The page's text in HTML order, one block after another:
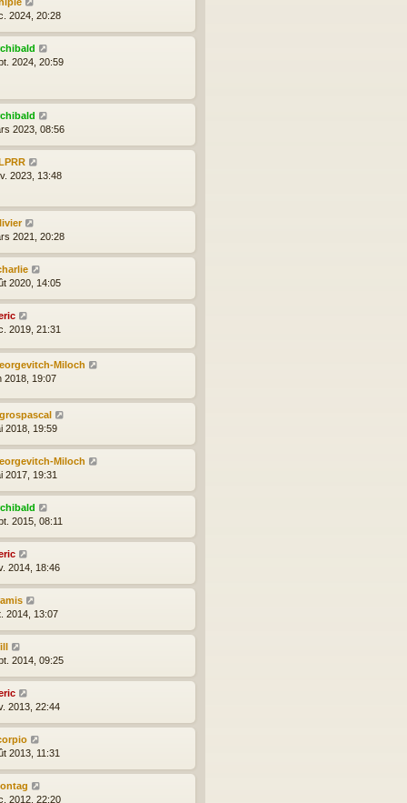
e
s
s
a
g
2024, 20:28
2024, 20:59
2023, 08:56
2023, 13:48
2021, 20:28
2020, 14:05
2019, 21:31
Miloch
2018, 19:07
2018, 19:59
Miloch
2017, 19:31
2015, 08:11
2014, 18:46
2014, 13:07
2014, 09:25
2013, 22:44
2013, 11:31
2012, 22:20